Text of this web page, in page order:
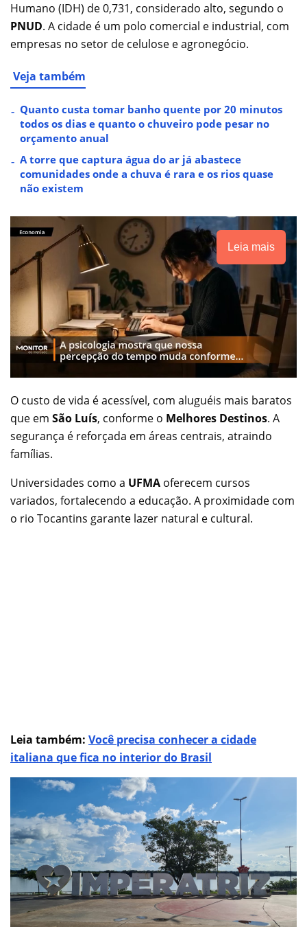
Humano (IDH) de 0,731, considerado alto, segundo o
PNUD. A cidade é um polo comercial e industrial, com
empresas no setor de celulose e agronegócio.
Veja também
Quanto custa tomar banho quente por 20 minutos
todos os dias e quanto o chuveiro pode pesar no
orçamento anual
A torre que captura água do ar já abastece
comunidades onde a chuva é rara e os rios quase
não existem
Leia mais
O custo de vida é acessível, com aluguéis mais baratos
que em São Luís, conforme o Melhores Destinos. A
segurança é reforçada em áreas centrais, atraindo
famílias.
Universidades como a UFMA oferecem cursos
variados, fortalecendo a educação. A proximidade com
o rio Tocantins garante lazer natural e cultural.
Leia também: Você precisa conhecer a cidade
italiana que fica no interior do Brasil